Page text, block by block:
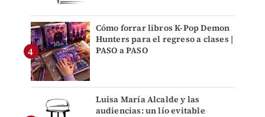
Cómo forrar libros K-Pop Demon
Hunters para el regreso a clases |
PASO a PASO
Luisa María Alcalde y las
audiencias: un lío evitable